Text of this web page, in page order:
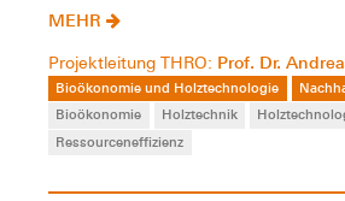
MEHR
Projektleitung THRO: Prof. Dr.
Bioökonomie und Holztechnologie
Bioökonomie
Holztechnik
Ressourceneffizienz